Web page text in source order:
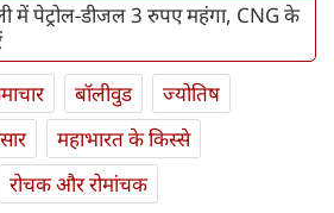
में पेट्रोल-डीजल 3 रुपए महंगा, CNG के
बॉलीवुड
ज्योतिष
महाभारत के किस्से
रोचक और रोमांचक